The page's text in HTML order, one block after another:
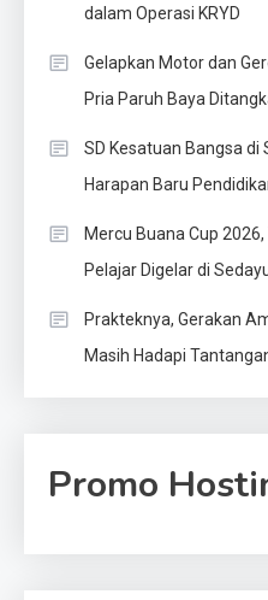
dalam Operasi KRYD
Gelapkan Motor dan
Pria Paruh Baya
SD Kesatuan Bangsa di
Harapan Baru
Mercu Buana Cup
Pelajar Digelar di
Prakteknya, Gerakan
Masih Hadapi
Promo